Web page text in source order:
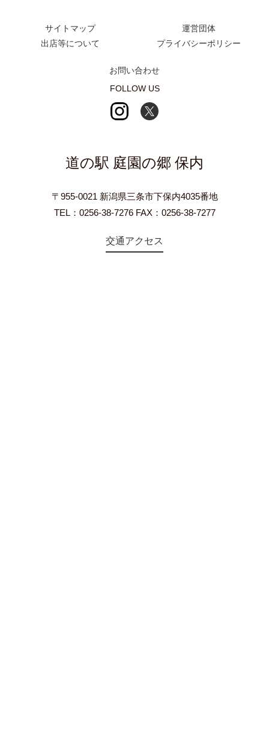
サイトマップ
運営団体
出店等について
プライバシーポリシー
お問い合わせ
FOLLOW US
道の駅 庭園の郷 保内
〒955-0021 新潟県三条市下保内4035番地
TEL：0256-38-7276 FAX：0256-38-7277
交通アクセス